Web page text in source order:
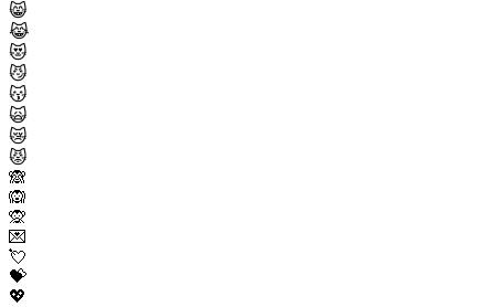
😸
😹
😻
😼
😽
🙀
😿
😾
🙈
🙉
🙊
💌
💘
💝
💖